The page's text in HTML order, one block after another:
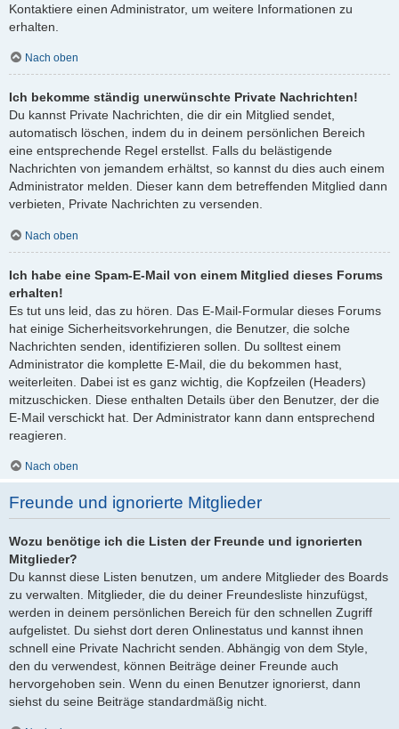
Kontaktiere einen Administrator, um weitere Informationen zu
erhalten.
Nach oben
Ich bekomme ständig unerwünschte Private Nachrichten!
Du kannst Private Nachrichten, die dir ein Mitglied sendet,
automatisch löschen, indem du in deinem persönlichen Bereich
eine entsprechende Regel erstellst. Falls du belästigende
Nachrichten von jemandem erhältst, so kannst du dies auch einem
Administrator melden. Dieser kann dem betreffenden Mitglied dann
verbieten, Private Nachrichten zu versenden.
Nach oben
Ich habe eine Spam-E-Mail von einem Mitglied dieses Forums
erhalten!
Es tut uns leid, das zu hören. Das E-Mail-Formular dieses Forums
hat einige Sicherheitsvorkehrungen, die Benutzer, die solche
Nachrichten senden, identifizieren sollen. Du solltest einem
Administrator die komplette E-Mail, die du bekommen hast,
weiterleiten. Dabei ist es ganz wichtig, die Kopfzeilen (Headers)
mitzuschicken. Diese enthalten Details über den Benutzer, der die
E-Mail verschickt hat. Der Administrator kann dann entsprechend
reagieren.
Nach oben
Freunde und ignorierte Mitglieder
Wozu benötige ich die Listen der Freunde und ignorierten
Mitglieder?
Du kannst diese Listen benutzen, um andere Mitglieder des Boards
zu verwalten. Mitglieder, die du deiner Freundesliste hinzufügst,
werden in deinem persönlichen Bereich für den schnellen Zugriff
aufgelistet. Du siehst dort deren Onlinestatus und kannst ihnen
schnell eine Private Nachricht senden. Abhängig von dem Style,
den du verwendest, können Beiträge deiner Freunde auch
hervorgehoben sein. Wenn du einen Benutzer ignorierst, dann
siehst du seine Beiträge standardmäßig nicht.